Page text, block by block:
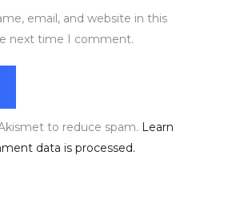
email, and website in this
next time I comment.
to reduce spam. Learn
data is processed.